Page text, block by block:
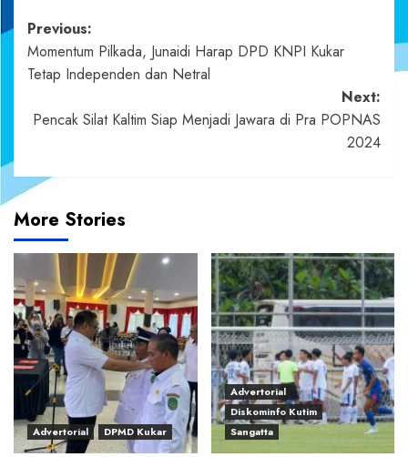
Post
navigation
Previous:
Momentum Pilkada, Junaidi Harap DPD KNPI Kukar
Tetap Independen dan Netral
Next:
Pencak Silat Kaltim Siap Menjadi Jawara di Pra POPNAS
2024
More Stories
Advertorial DPMD Kukar
Advertorial
Diskominfo Kutim
Sangatta